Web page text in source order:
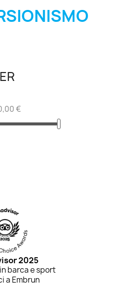
€
2025
in barca e sport
a Embrun